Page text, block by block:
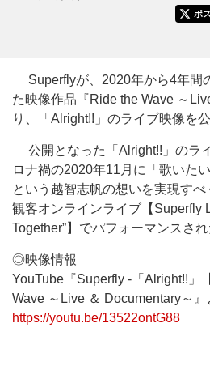
ポ
Superflyが、2020年から4年間
た映像作品『Ride the Wave ～
り、「Alright!!」のライブ映像を公
公開となった「Alright!!」のラ
ロナ禍の2020年11月に「歌いた
という越智志帆の想いを実現す
観客オンラインライブ【Superfly
Together”】でパフォーマンスさ
◎映像情報
YouTube『Superfly -「Alright!!」
Wave ～Live ＆ Documentary～』
https://youtu.be/13522ontG88